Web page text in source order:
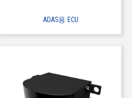
IMSA-10109B-30Y934
ADAS용 ECU